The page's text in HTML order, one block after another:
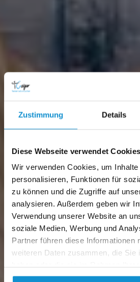
Zustimmung Details
Diese Webseite verwendet Cookies
Wir verwenden Cookies, um
personalisieren, Funktionen für
zu können und die Zugriffe auf
analysieren. Außerdem geben wir
Verwendung unserer Website an
soziale Medien, Werbung und
Partner führen diese Informationen
weiteren Daten zusammen, die Sie
gesammelt haben.